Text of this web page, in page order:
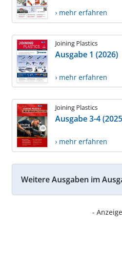
› mehr erfahren
Joining Plastics
Ausgabe 1 (2026)
› mehr erfahren
Joining Plastics
Ausgabe 3-4
› mehr erfahren
Weitere Ausgaben im
-